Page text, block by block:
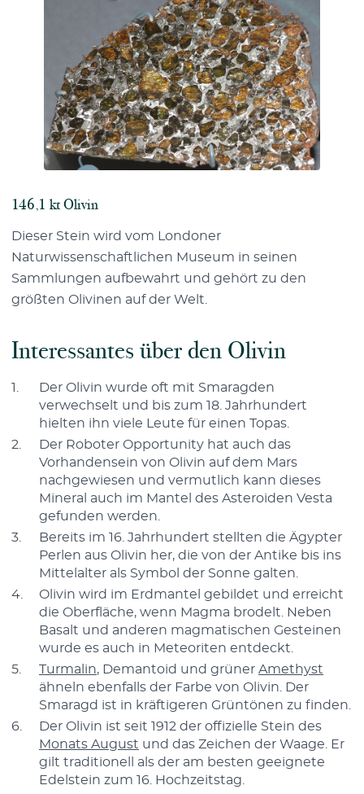
146,1 kt Olivin
Dieser Stein wird vom Londoner
Naturwissenschaftlichen Museum in seinen
Sammlungen aufbewahrt und gehört zu den
größten Olivinen auf der Welt.
Interessantes über den Olivin
Der Olivin wurde oft mit Smaragden
verwechselt und bis zum 18. Jahrhundert
hielten ihn viele Leute für einen Topas.
Der Roboter Opportunity hat auch das
Vorhandensein von Olivin auf dem Mars
nachgewiesen und vermutlich kann dieses
Mineral auch im Mantel des Asteroiden Vesta
gefunden werden.
Bereits im 16. Jahrhundert stellten die Ägypter
Perlen aus Olivin her, die von der Antike bis ins
Mittelalter als Symbol der Sonne galten.
Olivin wird im Erdmantel gebildet und erreicht
die Oberfläche, wenn Magma brodelt. Neben
Basalt und anderen magmatischen Gesteinen
wurde es auch in Meteoriten entdeckt.
Turmalin, Demantoid und grüner Amethyst
ähneln ebenfalls der Farbe von Olivin. Der
Smaragd ist in kräftigeren Grüntönen zu finden.
Der Olivin ist seit 1912 der offizielle Stein des
Monats August und das Zeichen der Waage. Er
gilt traditionell als der am besten geeignete
Edelstein zum 16. Hochzeitstag.